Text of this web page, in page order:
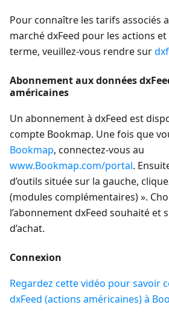
Pour connaître les tarifs associés
marché dxFeed pour les actions
terme, veuillez-vous rendre sur
Abonnement aux données
américaines
Un abonnement à dxFeed est
compte Bookmap. Une fois que
Bookmap, connectez-vous au
www.Bookmap.com/portal.
d’outils située sur la gauche,
(modules complémentaires) ».
l’abonnement dxFeed souhaité et
d’achat.
Connexion
Regardez cette vidéo pour savoir
dxFeed (actions américaines) à